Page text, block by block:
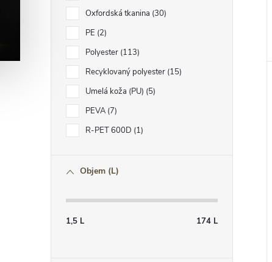
Oxfordská tkanina 30
PE 2
Polyester 113
Recyklovaný polyester 15
Umelá koža (PU) 5
PEVA 7
R-PET 600D 1
Objem (L)
1,5 L 174 L